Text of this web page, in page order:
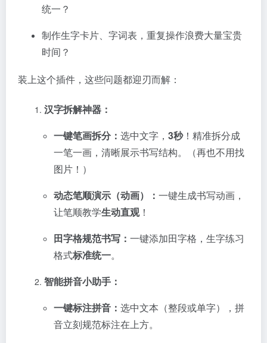
统一？
制作生字卡片、字词表，重复操作浪费大量宝贵
时间？
装上这个插件，这些问题都迎刃而解：
汉字拆解神器：
一键笔画拆分： 选中文字， 3秒！精准拆分成
一笔一画，清晰展示书写结构。（再也不用找
图片！）
动态笔顺演示（动画）： 一键生成书写动画，
让笔顺教学生动直观！
田字格规范书写： 一键添加田字格，生字练习
格式标准统一。
智能拼音小助手：
一键标注拼音： 选中文本（整段或单字），拼
音立刻规范标注在上方。